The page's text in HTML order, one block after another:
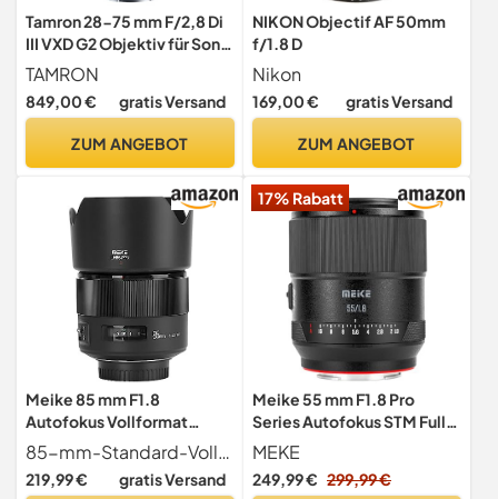
Tamron 28-75 mm F/2,8 Di
III VXD G2 Objektiv für Sony
E-Mount Schwarz, einzeln
TAMRON
849,00 € gratis Versand
ZUM ANGEBOT
NIKON Objectif AF 50mm
f/1.8 D
Nikon
169,00 € gratis Versand
ZUM ANGEBOT
Meike 85 mm F1.8
Autofokus Vollformat
Große Blende Porträt
Objektiv Kompatibel mit
Nikon F Mount DSLR
85-mm-Standard-Vollformatobjektiv für Porträt-, Objekt-, Architektur- und Landschaftsfotografie.
219,99 € gratis Versand
17% Rabatt
Meike 55 mm F1.8 Pro
Series Autofokus STM Full
Frame Standard High
Resolution 8K Prime
Portrait Objektiv
MEKE
249,99 € 299,99 €